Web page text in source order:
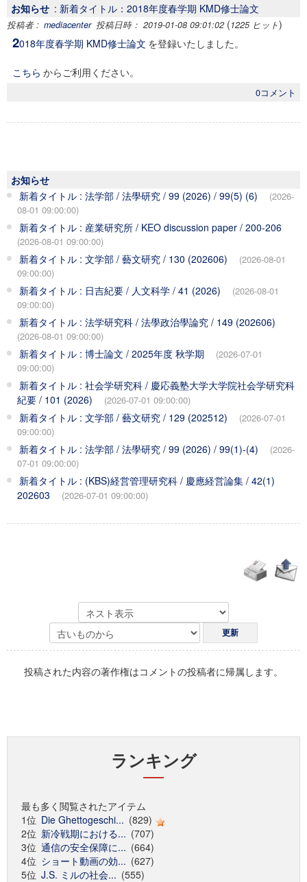
科学研究費補助金研究成果報告書
21世紀COEプログラム
慶應義塾大学グローバルCOEプログラム市民社会ガバナンス
博士課程教育リーディングプログラム「超成熟社会発展のサ
お知らせ : 新着タイトル：2018年度春学期 KMD修士論文
投稿者 : mediacenter 投稿日時： 2019-01-08 09:01:02 (1225 ヒット)
2018年度春学期 KMD修士論文 を登録いたしました。
こちら からご利用ください。
0コメント
お知らせ
新着タイトル : 法学部 / 法學研究 / 99 (2026) / 99(5) (6)
(2026-
08-01 09:00:00)
新着タイトル : 産業研究所 / KEO discussion paper / 200-206
(2026-08-01 09:00:00)
新着タイトル : 文学部 / 藝文研究 / 130 (202606)
(2026-08-01
09:00:00)
新着タイトル : 日吉紀要 / 人文科学 / 41 (2026)
(2026-08-01
09:00:00)
新着タイトル : 法学研究科 / 法學政治學論究 / 149 (202606)
(2026-08-01 09:00:00)
新着タイトル : 博士論文 / 2025年度 秋学期
(2026-07-01
09:00:00)
新着タイトル : 社会学研究科 / 慶応義塾大学大学院社会学研究科
紀要 / 101 (2026)
(2026-07-01 09:00:00)
新着タイトル : 文学部 / 藝文研究 / 129 (202512)
(2026-07-01
09:00:00)
新着タイトル : 法学部 / 法學研究 / 99 (2026) / 99(1)-(4)
(2026-
07-01 09:00:00)
新着タイトル : (KBS)経営管理研究科 / 慶應経営論集 / 42(1)
202603
(2026-07-01 09:00:00)
投稿された内容の著作権はコメントの投稿者に帰属します。
ランキング
最も多く閲覧されたアイテム
1位 Die Ghettogeschi... (829)
2位 新冷戦期における... (707)
3位 通信の安全保障に... (664)
4位 ショート動画の効... (627)
5位 J.S. ミルの社会... (555)